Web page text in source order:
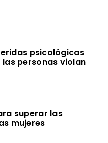
psicológicas
personas violan
superar las
mujeres